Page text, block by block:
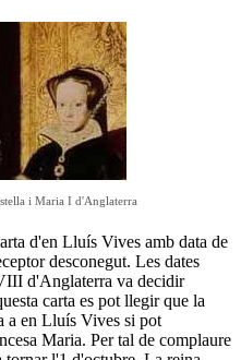
i Maria I d'Anglaterra
d'en Lluís Vives amb data de
desconegut. Les dates
d'Anglaterra va decidir
carta es pot llegir que la
a en Lluís Vives si pot
Maria. Per tal de complaure